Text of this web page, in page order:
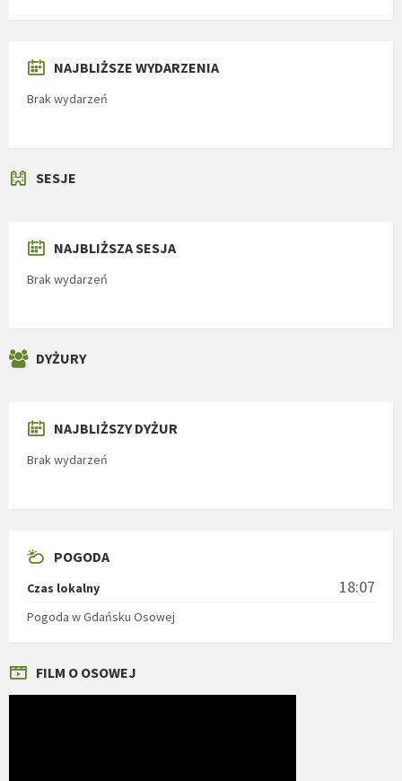
NAJBLIŻSZE WYDARZENIA
Brak wydarzeń
SESJE
NAJBLIŻSZA SESJA
Brak wydarzeń
DYŻURY
NAJBLIŻSZY DYŻUR
Brak wydarzeń
POGODA
Czas lokalny 18:07
Pogoda w Gdańsku Osowej
FILM O OSOWEJ